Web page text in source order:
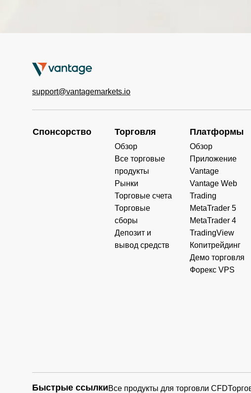
support@vantagemarkets.io
Спонсорство Торговля
Обзор
Все торговые
продукты
Рынки
Торговые счета
Торговые
сборы
Депозит и
вывод средств
Платформы
Обзор
Приложение
Vantage
Vantage Web
Trading
MetaTrader 5
MetaTrader 4
TradingView
Копитрейдинг
Демо торговля
Форекс VPS
Быстрые ссылкиВсе продукты для торговли CFD